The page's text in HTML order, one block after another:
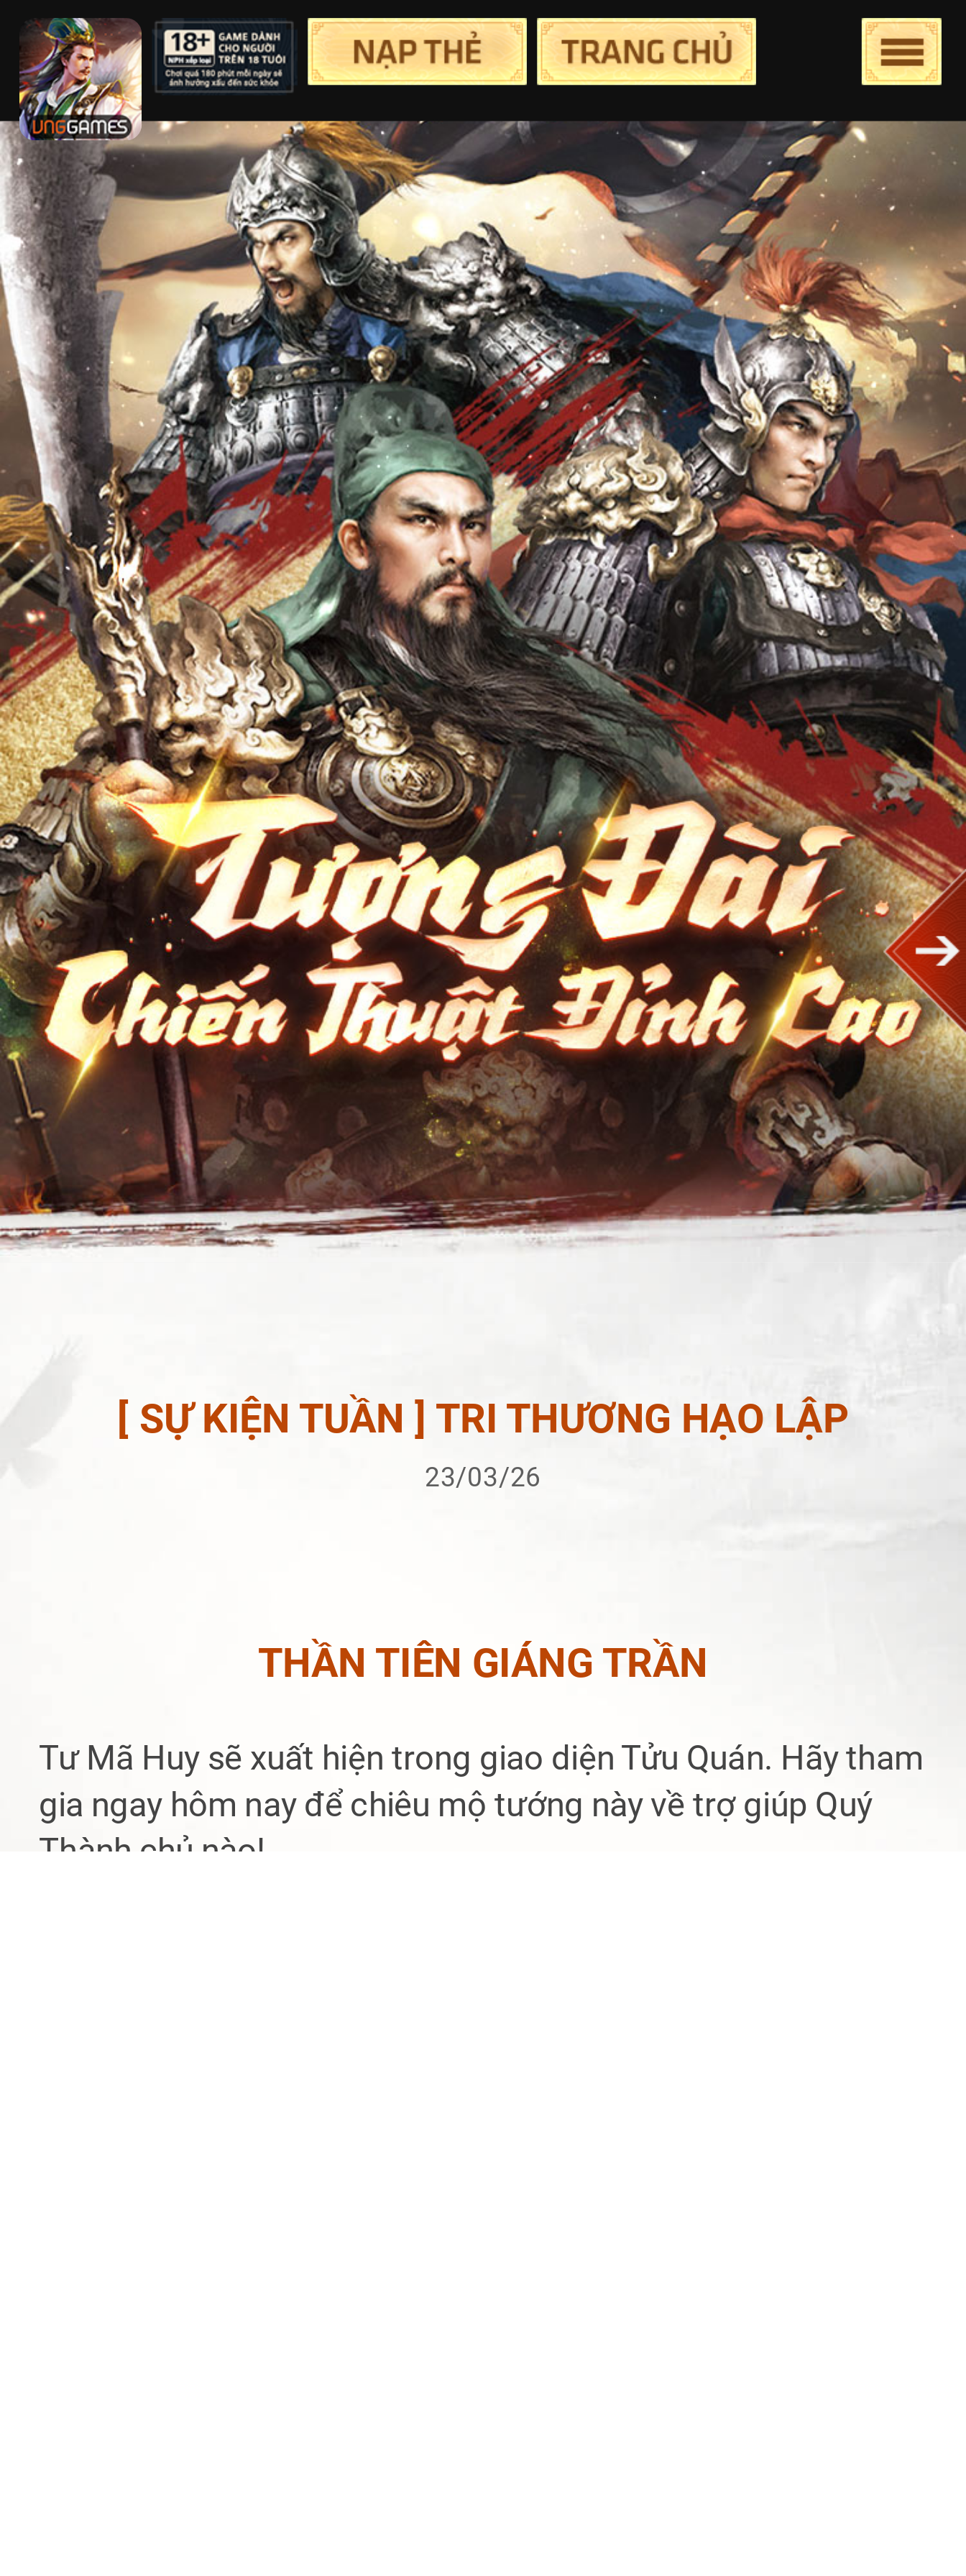
[ SỰ KIỆN TUẦN ] TRI THƯƠNG HẠO LẬP
23/03/26
THẦN TIÊN GIÁNG TRẦN
Tư Mã Huy sẽ xuất hiện trong giao diện Tửu Quán. Hãy tham
gia ngay hôm nay để chiêu mộ tướng này về trợ giúp Quý
Thành chủ nào!
Trang chủ
Tin Tức
Sự Kiện
Cộng Đồng
Group
Facebook
Youtube
Hỗ Trợ
Điều Khoản